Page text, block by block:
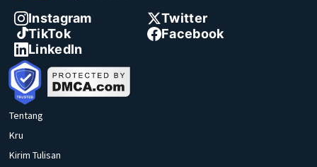
Instagram
Twitter
TikTok
Facebook
LinkedIn
Tentang
Kru
Kirim Tulisan